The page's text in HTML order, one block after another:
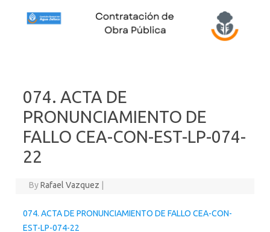
074. ACTA DE
PRONUNCIAMIENTO DE
FALLO CEA-CON-EST-LP-074-
22
ByRafael Vazquez
074. ACTA DE PRONUNCIAMIENTO DE FALLO CEA-CON-
EST-LP-074-22